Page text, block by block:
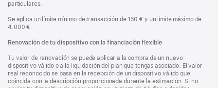
particulares.
Se aplica un límite mínimo de transacción de 150 € y un límite máximo de
4.000 €.
Renovación de tu dispositivo con la financiación flexible
Tu valor de renovación se puede aplicar a la compra de un nuevo
dispositivo válido o a la liquidación del plan que tengas asociado. El valor
real reconocido se basa en la recepción de un dispositivo válido que
coincida con la descripción proporcionada durante la estimación. Si no